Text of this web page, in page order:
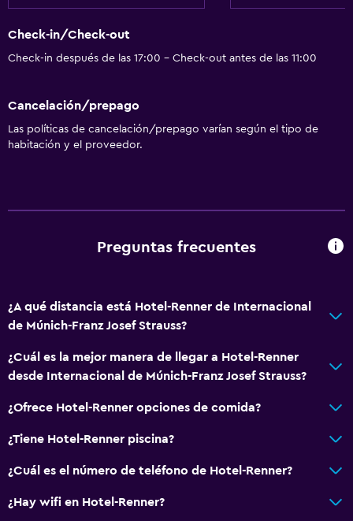
Check-in/Check-out
Check-in después de las 17:00 - Check-out antes de las 11:00
Cancelación/prepago
Las políticas de cancelación/prepago varían según el tipo de
habitación y el proveedor.
Preguntas frecuentes
¿A qué distancia está Hotel-Renner de Internacional
de Múnich-Franz Josef Strauss?
¿Cuál es la mejor manera de llegar a Hotel-Renner
desde Internacional de Múnich-Franz Josef Strauss?
¿Ofrece Hotel-Renner opciones de comida?
¿Tiene Hotel-Renner piscina?
¿Cuál es el número de teléfono de Hotel-Renner?
¿Hay wifi en Hotel-Renner?